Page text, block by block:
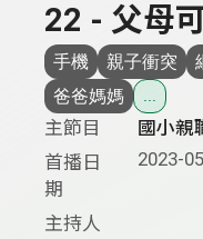
22 - 父母
手機 親子衝突
爸爸媽媽
...
主節目
國小親
首播日
期
2023-
主持人